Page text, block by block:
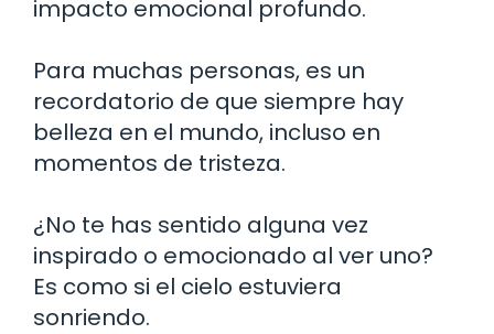
impacto emocional profundo.
Para muchas personas, es un
recordatorio de que siempre hay
belleza en el mundo, incluso en
momentos de tristeza.
¿No te has sentido alguna vez
inspirado o emocionado al ver uno?
Es como si el cielo estuviera
sonriendo.